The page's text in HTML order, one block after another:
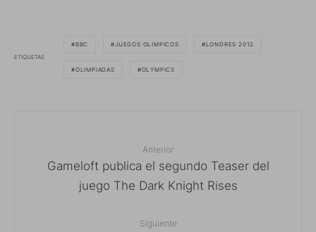
ETIQUETAS
BBC JUEGOS OLIMPICOS LONDRES 2012
OLIMPIADAS OLYMPICS
Anterior
Gameloft publica el segundo Teaser del
juego The Dark Knight Rises
Siguiente